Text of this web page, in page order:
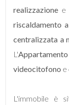
realizzazione e
riscaldamento
centralizzata a
L'Appartamento
videocitofono e
L'immobile è
2
3
4
5